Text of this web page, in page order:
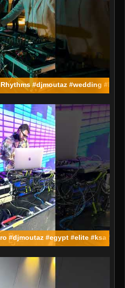
#djmoutaz #wedding
#djmoutaz #egypt #elite #ksa